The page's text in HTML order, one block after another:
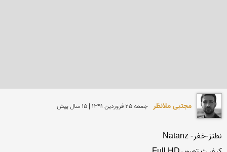
مجتبی ملانظر جمعه 25 فروردين 1391 | 15 سال پیش